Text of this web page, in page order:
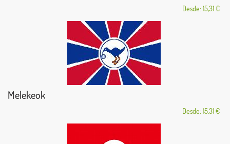
Desde: 15,31 €
Melekeok
Desde: 15,31 €